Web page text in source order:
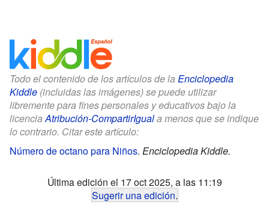
Todo el contenido de los artículos de la Enciclopedia
Kiddle (incluidas las imágenes) se puede utilizar
libremente para fines personales y educativos bajo la
licenciaAtribución-CompartirIguala menos que se indique
lo contrario. Citar este artículo:
Número de octano para Niños. Enciclopedia Kiddle.
Última edición el 17 oct 2025, a las 11:19
Sugerir una edición.